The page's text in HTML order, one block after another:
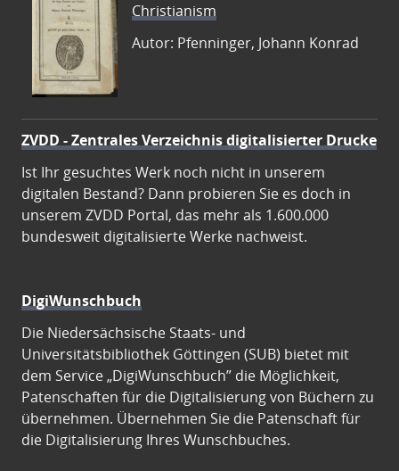
Christianism
Autor: Pfenninger, Johann Konrad
ZVDD - Zentrales Verzeichnis digitalisierter Drucke
Ist Ihr gesuchtes Werk noch nicht in unserem
digitalen Bestand? Dann probieren Sie es doch in
unserem ZVDD Portal, das mehr als 1.600.000
bundesweit digitalisierte Werke nachweist.
DigiWunschbuch
Die Niedersächsische Staats- und
Universitätsbibliothek Göttingen (SUB) bietet mit
dem Service „DigiWunschbuch” die Möglichkeit,
Patenschaften für die Digitalisierung von Büchern zu
übernehmen. Übernehmen Sie die Patenschaft für
die Digitalisierung Ihres Wunschbuches.